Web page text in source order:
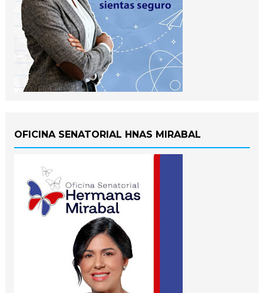
OFICINA SENATORIAL HNAS MIRABAL